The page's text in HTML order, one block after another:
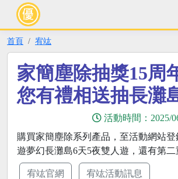
首頁 宥竑
家簡塵除抽獎15周
您有禮相送抽長灘
活動時間： 2025/
購買家簡塵除系列產品，至活動網站
遊夢幻長灘島6天5夜雙人遊，還有第
宥竑官網 宥竑活動訊息